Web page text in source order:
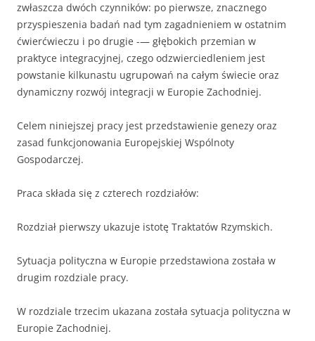
zwłaszcza dwóch czynni­ków: po pierwsze, znacznego
przyspieszenia badań nad tym zagadnie­niem w ostatnim
ćwierćwieczu i po drugie -— głębokich przemian w
praktyce integracyjnej, czego odzwierciedleniem jest
powstanie kil­kunastu ugrupowań na całym świecie oraz
dynamiczny rozwój integracji w Europie Zachodniej.
Celem niniejszej pracy jest przedstawienie genezy oraz
zasad funkcjonowania Europejskiej Wspólnoty
Gospodarczej.
Praca składa się z czterech rozdziałów:
Rozdział pierwszy ukazuje istotę Traktatów Rzymskich.
Sytuacja polityczna w Europie przedstawiona została w
drugim rozdziale pracy.
W rozdziale trzecim ukazana została sytuacja polityczna w
Europie Zachodniej.